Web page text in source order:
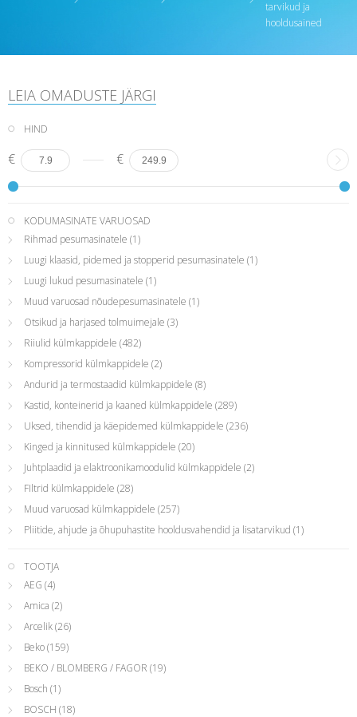
tarvikud ja
hooldusained
LEIA OMADUSTE JÄRGI
HIND
€ €
KODUMASINATE VARUOSAD
Rihmad pesumasinatele (1)
Luugi klaasid, pidemed ja stopperid pesumasinatele (1)
Luugi lukud pesumasinatele (1)
Muud varuosad nõudepesumasinatele (1)
Otsikud ja harjased tolmuimejale (3)
Riiulid külmkappidele (482)
Kompressorid külmkappidele (2)
Andurid ja termostaadid külmkappidele (8)
Kastid, konteinerid ja kaaned külmkappidele (289)
Uksed, tihendid ja käepidemed külmkappidele (236)
Kinged ja kinnitused külmkappidele (20)
Juhtplaadid ja elaktroonikamoodulid külmkappidele (2)
FIltrid külmkappidele (28)
Muud varuosad külmkappidele (257)
Pliitide, ahjude ja õhupuhastite hooldusvahendid ja lisatarvikud (1)
TOOTJA
AEG (4)
Amica (2)
Arcelik(26)
Beko(159)
BEKO / BLOMBERG / FAGOR (19)
Bosch (1)
BOSCH (18)